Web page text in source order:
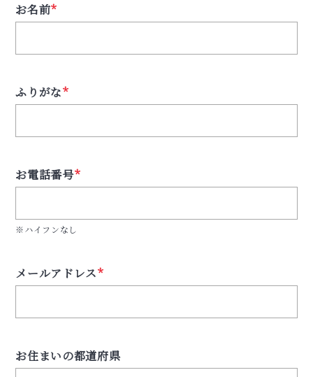
お名前*
ふりがな*
お電話番号*
※ハイフンなし
メールアドレス*
お住まいの都道府県